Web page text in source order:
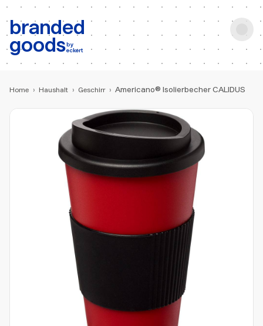
branded
goodsby
eckert
b: Produktsuche
Home › Haushalt › Geschirr › Americano® Isolierbecher CALIDUS